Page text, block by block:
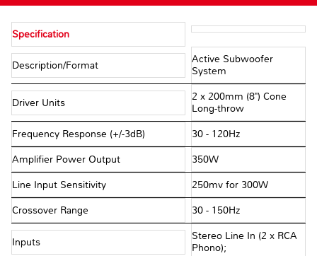
Specification
Description/Format
Active Subwoofer
System
Driver Units
2 x 200mm (8") Cone
Long-throw
Frequency Response (+/-3dB) 30 - 120Hz
Amplifier Power Output 350W
Line Input Sensitivity 250mv for 300W
Crossover Range 30 - 150Hz
Inputs
Stereo Line In (2 x RCA
Phono);